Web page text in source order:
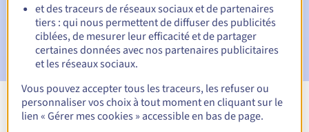
E-mail après la Redemption Grace Periodpour
notification de la suppression du nom de domaine
Voir toutes les extensions
et des traceurs de réseaux sociaux et de partenaires
tiers : qui nous permettent de diffuser des publicités
ciblées, de mesurer leur efficacité et de partager
certaines données avec nos partenaires publicitaires
et les réseaux sociaux.
Vous pouvez accepter tous les traceurs, les refuser ou
personnaliser vos choix à tout moment en cliquant sur le
lien « Gérer mes cookies » accessible en bas de page.